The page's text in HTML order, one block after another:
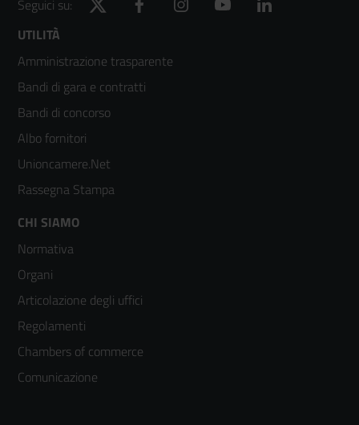
Seguici su:
Twitter Facebook Instagram YouTube
Footer
menù
colonna
2
UTILITÀ
Amministrazione trasparente
Bandi di gara e contratti
Bandi di concorso
Albo fornitori
Unioncamere.Net
Rassegna Stampa
Footer
menù
colonna
3
CHI SIAMO
Normativa
Organi
Articolazione degli uffici
Regolamenti
Chambers of commerce
Comunicazione